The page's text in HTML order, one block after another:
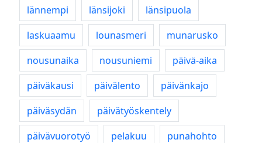
lännempi
länsijoki
länsipuola
laskuaamu
lounasmeri
munarusko
nousunaika
nousuniemi
päivä-aika
päiväkausi
päivälento
päivänkajo
päiväsydän
päivätyöskentely
päivävuorotyö
pelakuu
punahohto